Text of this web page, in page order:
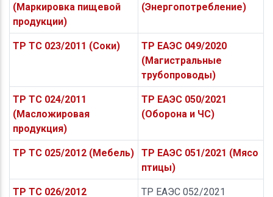
(Маркировка пищевой
продукции)
(Энергопотребление)
ТР ТС 023/2011 (Соки)
ТР ЕАЭС 049/2020
(Магистральные
трубопроводы)
ТР ТС 024/2011
(Масложировая
продукция)
ТР ЕАЭС 050/2021
(Оборона и ЧС)
ТР ТС 025/2012 (Мебель)
ТР ЕАЭС 051/2021 (Мясо
птицы)
ТР ТС 026/2012
ТР ЕАЭС 052/2021